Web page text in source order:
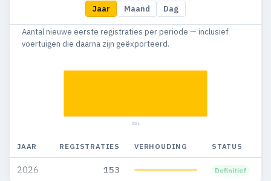
Jaar Maand Dag
Aantal nieuwe eerste registraties per periode — inclusief
voertuigen die daarna zijn geëxporteerd.
2026
JAAR REGISTRATIES VERHOUDING STATUS
2026 153 Definitief